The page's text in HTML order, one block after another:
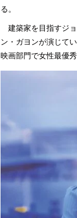
る。
建築家を目指すジ
ン・ガヨンが演じて
映画部門で女性最優